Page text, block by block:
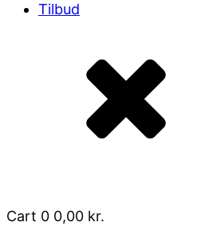
Tilbud
Cart 0 0,00 kr.